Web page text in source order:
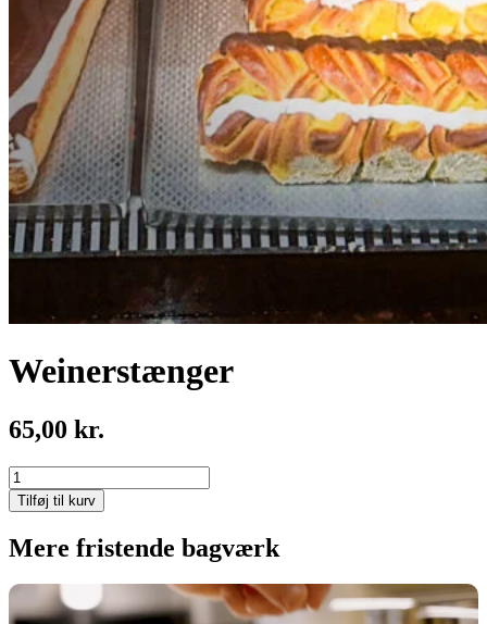
Weinerstænger
65,00 kr.
Weinerstænger
antal
Tilføj til kurv
Mere fristende bagværk